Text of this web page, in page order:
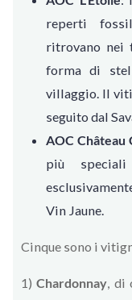
reperti
ritrovano nei
forma di
villaggio. Il
seguito dal
AOC Château
più
Vin Jaune.
Cinque sono i
1)Chardonnay, di